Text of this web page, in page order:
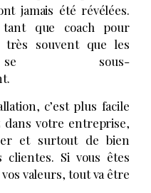
jamais été révélées.
que coach pour
très souvent que les
se sous-
c’est plus facile
dans votre entreprise,
et surtout de bien
clientes. Si vous êtes
valeurs, tout va être